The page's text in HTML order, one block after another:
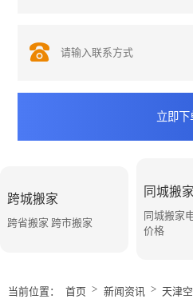
立即下
跨城搬家
跨省搬家 跨市搬家
同城搬家
同城搬家
价格
当前位置： 首页 > 新闻资讯 > 天津